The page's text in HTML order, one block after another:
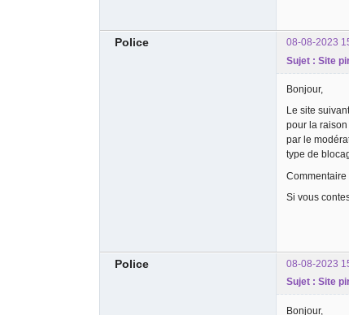
Police
08-08-2023
Sujet : Site
Bonjour,
Le site
pour la
par le
type de
Si vous
Police
08-08-2023
Sujet : Site
Bonjour,